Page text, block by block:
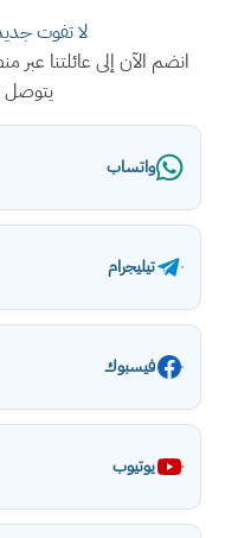
لا تفوت
انضم الآن إلى عائلتنا
واتساب
تيليجرام
فيسبوك
يوتيوب